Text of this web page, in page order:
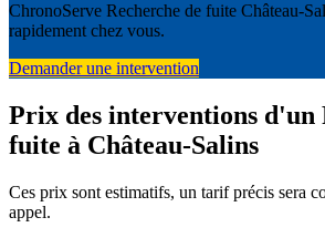
ChronoServe Recherche de fuite Château-
rapidement chez vous.
Demander une intervention
Prix des interventions d'un
fuite à Château-Salins
Ces prix sont estimatifs, un tarif précis sera
appel.